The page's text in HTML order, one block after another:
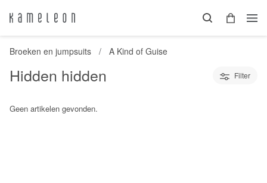
Broeken en jumpsuits A Kind of Guise
Hidden hidden Filter
Geen artikelen gevonden.